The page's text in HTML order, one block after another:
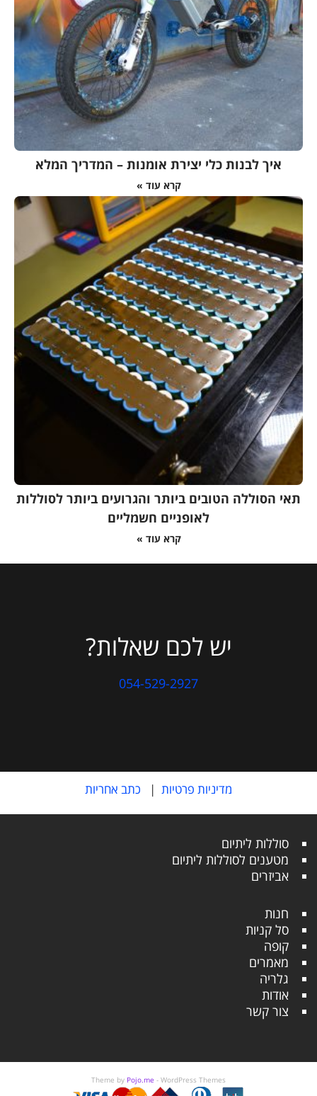
איך לבנות כלי יצירת אומנות – המדריך המלא
קרא עוד »
תאי הסוללה הטובים ביותר והגרועים ביותר לסוללות
לאופניים חשמליים
קרא עוד »
יש לכם שאלות?
054-529-2927
מדיניות פרטיות | כתב אחריות
סוללות ליתיום
מטענים לסוללות ליתיום
אביזרים
חנות
סל קניות
קופה
מאמרים
גלריה
אודות
צור קשר
Theme by Pojo.me - WordPress Themes